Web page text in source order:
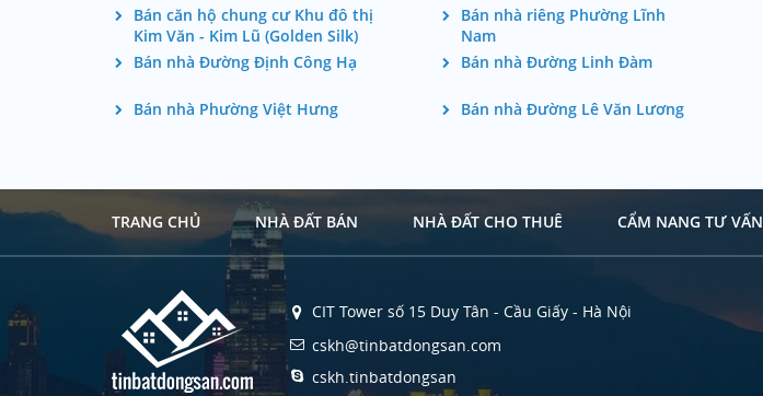
Bán căn hộ chung cư Khu đô thị
Kim Văn - Kim Lũ (Golden Silk)
Bán nhà riêng Phường Lĩnh
Nam
Bán nhà Đường Định Công Hạ Bán nhà Đường Linh Đàm
Bán nhà Phường Việt Hưng
Bán nhà Đường Lê Văn Lương
TRANG CHỦ NHÀ ĐẤT BÁN NHÀ ĐẤT CHO THUÊ CẨM NANG TƯ VẤN
CIT Tower số 15 Duy Tân - Cầu Giấy - Hà Nội
cskh@tinbatdongsan.com
cskh.tinbatdongsan